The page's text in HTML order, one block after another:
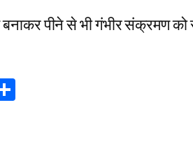
बनाकर पीने से भी गंभीर संक्रमण